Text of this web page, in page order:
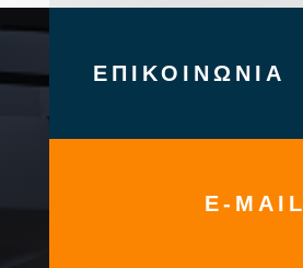
ΕΠΙΚΟΙΝΩΝΙΑ
E-MAIL